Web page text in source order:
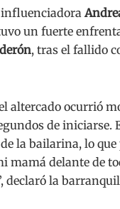
influenciadora
un fuerte
, tras el fallido
altercado ocurrió
de
la bailarina, lo
mamá delante de
declaró la